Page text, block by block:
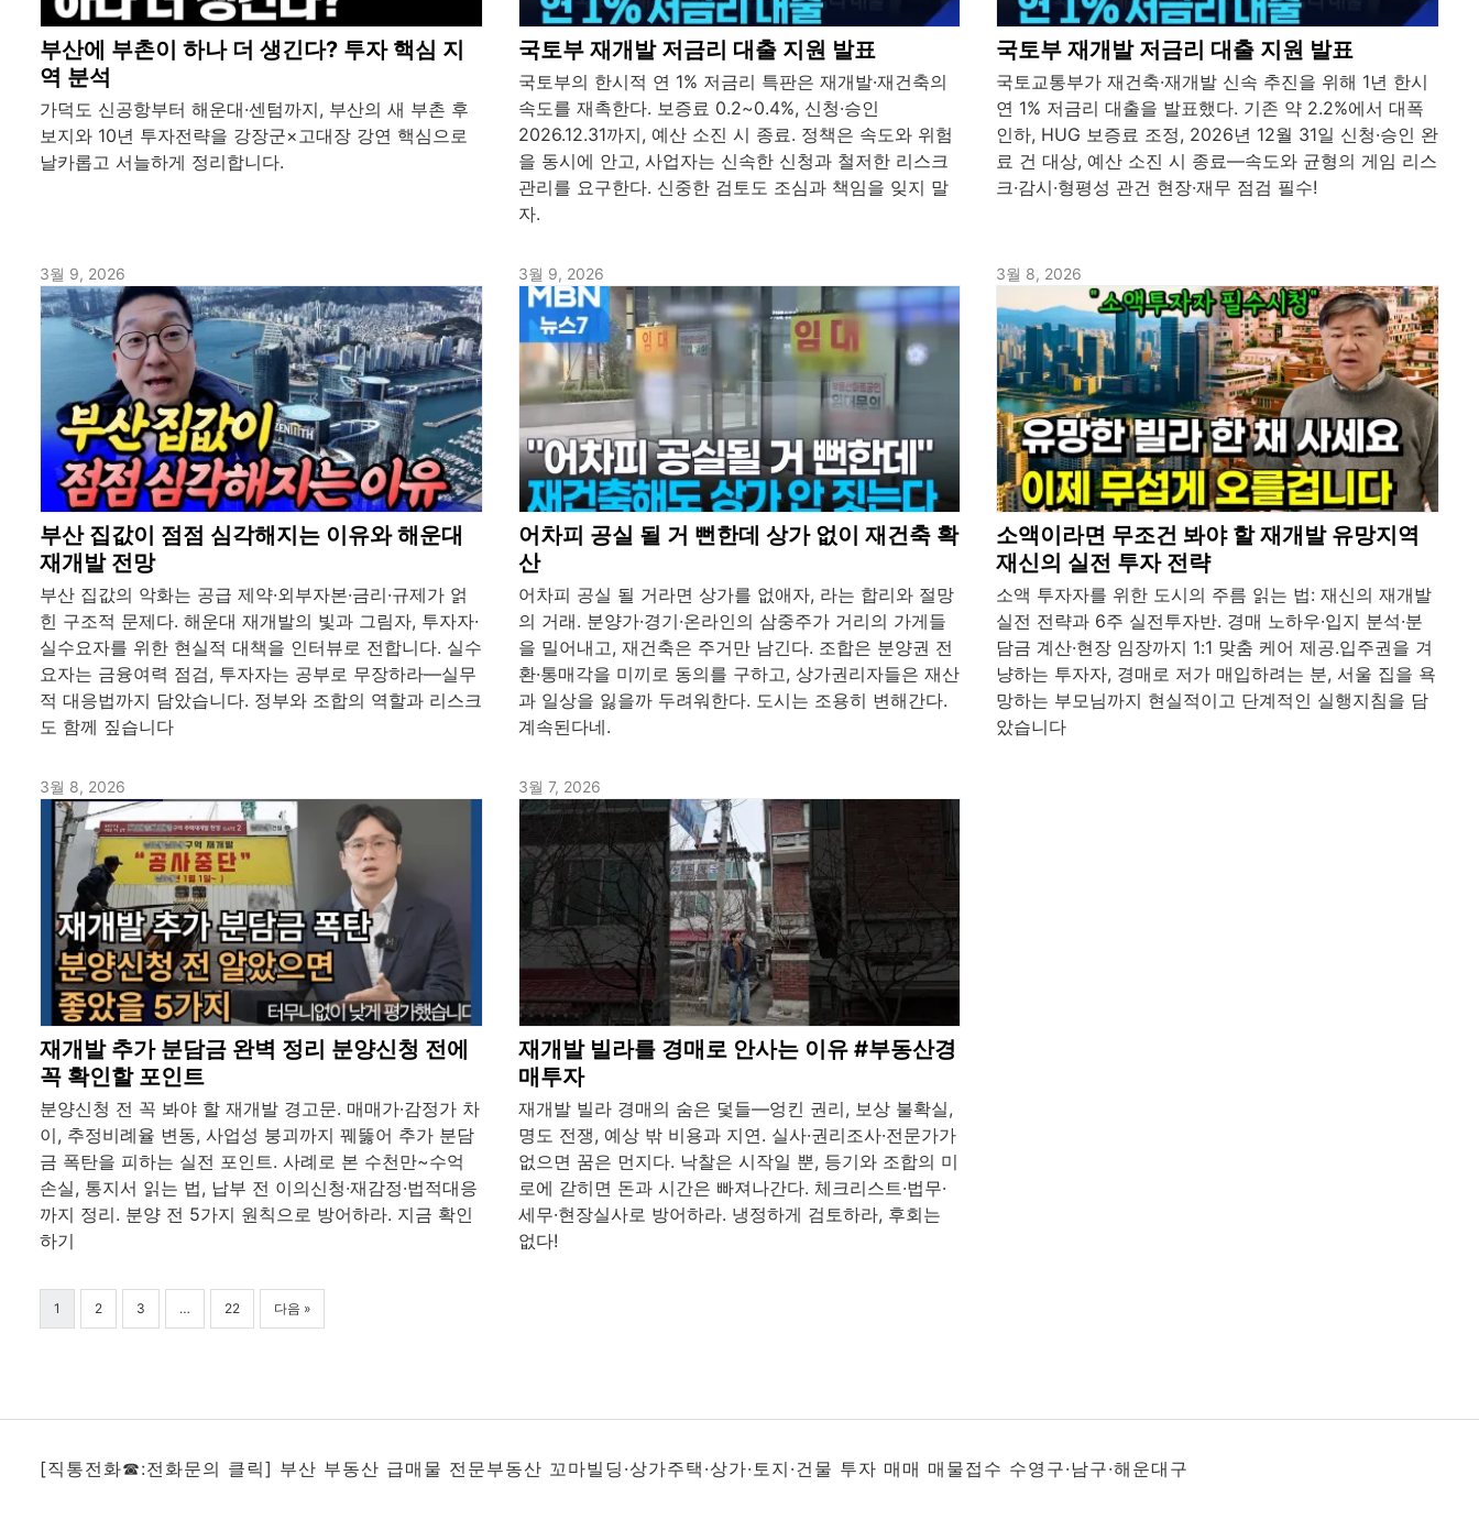
부산에 부촌이 하나 더 생긴다? 투자 핵심 지
역 분석
가덕도 신공항부터 해운대·센텀까지, 부산의 새 부촌 후
보지와 10년 투자전략을 강장군×고대장 강연 핵심으로
날카롭고 서늘하게 정리합니다.
국토부 재개발 저금리 대출 지원 발표
국토부의 한시적 연 1% 저금리 특판은 재개발·재건축의
속도를 재촉한다. 보증료 0.2~0.4%, 신청·승인
2026.12.31까지, 예산 소진 시 종료. 정책은 속도와 위험
을 동시에 안고, 사업자는 신속한 신청과 철저한 리스크
관리를 요구한다. 신중한 검토도 조심과 책임을 잊지 말
자.
국토부 재개발 저금리 대출 지원 발표
국토교통부가 재건축·재개발 신속 추진을 위해 1년 한시
연 1% 저금리 대출을 발표했다. 기존 약 2.2%에서 대폭
인하, HUG 보증료 조정, 2026년 12월 31일 신청·승인 완
료 건 대상, 예산 소진 시 종료—속도와 균형의 게임 리스
크·감시·형평성 관건 현장·재무 점검 필수!
3월 9, 2026
부산 집값이 점점 심각해지는 이유와 해운대
재개발 전망
부산 집값의 악화는 공급 제약·외부자본·금리·규제가 얽
힌 구조적 문제다. 해운대 재개발의 빛과 그림자, 투자자·
실수요자를 위한 현실적 대책을 인터뷰로 전합니다. 실수
요자는 금융여력 점검, 투자자는 공부로 무장하라—실무
적 대응법까지 담았습니다. 정부와 조합의 역할과 리스크
도 함께 짚습니다
3월 9, 2026
어차피 공실 될 거 뻔한데 상가 없이 재건축 확
산
어차피 공실 될 거라면 상가를 없애자, 라는 합리와 절망
의 거래. 분양가·경기·온라인의 삼중주가 거리의 가게들
을 밀어내고, 재건축은 주거만 남긴다. 조합은 분양권 전
환·통매각을 미끼로 동의를 구하고, 상가권리자들은 재산
과 일상을 잃을까 두려워한다. 도시는 조용히 변해간다.
계속된다네.
3월 8, 2026
소액이라면 무조건 봐야 할 재개발 유망지역
재신의 실전 투자 전략
소액 투자자를 위한 도시의 주름 읽는 법: 재신의 재개발
실전 전략과 6주 실전투자반. 경매 노하우·입지 분석·분
담금 계산·현장 임장까지 1:1 맞춤 케어 제공.입주권을 겨
냥하는 투자자, 경매로 저가 매입하려는 분, 서울 집을 욕
망하는 부모님까지 현실적이고 단계적인 실행지침을 담
았습니다
3월 8, 2026
재개발 추가 분담금 완벽 정리 분양신청 전에
꼭 확인할 포인트
분양신청 전 꼭 봐야 할 재개발 경고문. 매매가·감정가 차
이, 추정비례율 변동, 사업성 붕괴까지 꿰뚫어 추가 분담
금 폭탄을 피하는 실전 포인트. 사례로 본 수천만~수억
손실, 통지서 읽는 법, 납부 전 이의신청·재감정·법적대응
까지 정리. 분양 전 5가지 원칙으로 방어하라. 지금 확인
하기
3월 7, 2026
재개발 빌라를 경매로 안사는 이유 #부동산경
매투자
재개발 빌라 경매의 숨은 덫들—엉킨 권리, 보상 불확실,
명도 전쟁, 예상 밖 비용과 지연. 실사·권리조사·전문가가
없으면 꿈은 먼지다. 낙찰은 시작일 뿐, 등기와 조합의 미
로에 갇히면 돈과 시간은 빠져나간다. 체크리스트·법무·
세무·현장실사로 방어하라. 냉정하게 검토하라, 후회는
없다!
1 2 3 … 22 다음 »
[직통전화☎:전화문의 클릭] 부산 부동산 급매물 전문부동산 꼬마빌딩·상가주택·상가·토지·건물 투자 매매 매물접수 수영구·남구·해운대구